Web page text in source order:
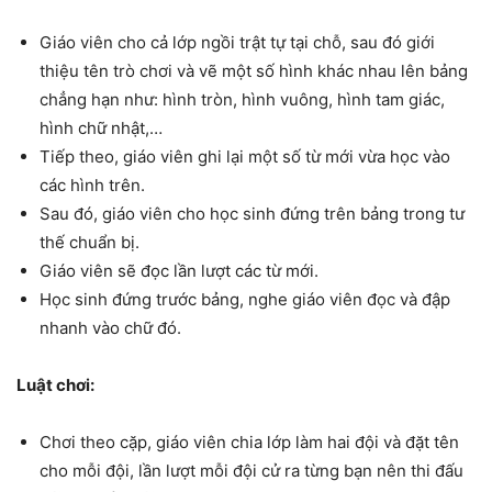
Giáo viên cho cả lớp ngồi trật tự tại chỗ, sau đó giới
thiệu tên trò chơi và vẽ một số hình khác nhau lên bảng
chẳng hạn như: hình tròn, hình vuông, hình tam giác,
hình chữ nhật,…
Tiếp theo, giáo viên ghi lại một số từ mới vừa học vào
các hình trên.
Sau đó, giáo viên cho học sinh đứng trên bảng trong tư
thế chuẩn bị.
Giáo viên sẽ đọc lần lượt các từ mới.
Học sinh đứng trước bảng, nghe giáo viên đọc và đập
nhanh vào chữ đó.
Luật chơi:
Chơi theo cặp, giáo viên chia lớp làm hai đội và đặt tên
cho mỗi đội, lần lượt mỗi đội cử ra từng bạn nên thi đấu